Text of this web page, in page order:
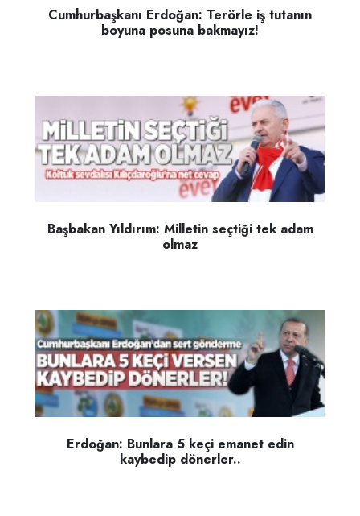
Cumhurbaşkanı Erdoğan: Terörle iş tutanın
boyuna posuna bakmayız!
Başbakan Yıldırım: Milletin seçtiği tek adam
olmaz
Erdoğan: Bunlara 5 keçi emanet edin
kaybedip dönerler..